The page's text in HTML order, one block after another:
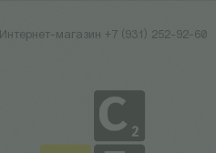
Интернет-магазин +7 (931) 252-92-60